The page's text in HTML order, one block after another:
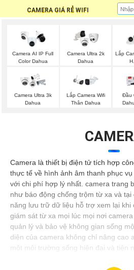
CAMERA GIÁ RẺ WIFI
Camera AI IP Full
Color Dahua
Camera Ultra 2k
Dahua
Lắp
Camera Ultra 3k
Dahua
Lắp Camera Wifi
Thân Dahua
Đầu
Camera là thiết bị điện tử tích hợp
thực tế về hình ảnh âm thanh phục
với chi phí hợp lý nhất. camera trang
như báo động chống trộm từ xa và tại
năng lưu trữ dữ liệu hỗ trợ xem lại khi
giám sát từ xa mọi lúc mọi nơi
quản lý và bảo vệ không gian sống
diện của camera không chỉ nâng cao
một môi trường sống hiện đại và tiện